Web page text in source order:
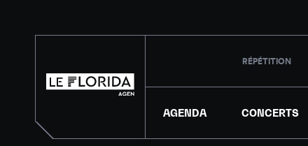
RÉPÉTITION
AGENDA CONCERTS